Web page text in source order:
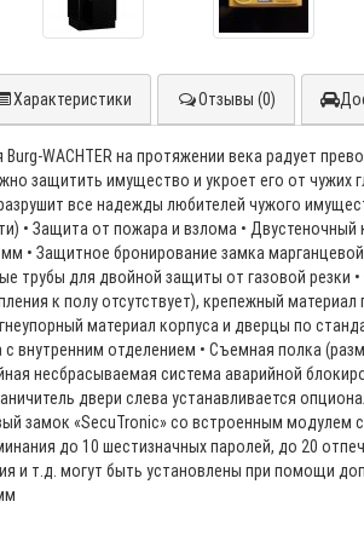
Характеристики Отзывы (0)
WACHTER на протяжении века радует
защитить имущество и укроет его от
все надежды любителей чужого
• Защита от пожара и взлома •
• Защитное бронирование замка
трубы для двойной защиты от газовой резки
к полу отсутствует), крепежный
материал корпуса и дверцы по
внутренним отделением • Съемная полка
несбрасываемая система аварийной
двери слева устанавливается
замок «SecuTronic» со встроенным модулем
до 10 шестизначных паролей, до 20
и т.д. могут быть установлены при помощи